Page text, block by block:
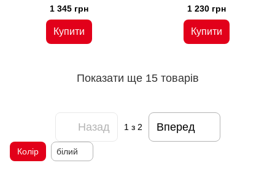
КОЛЬОРУ (DBRFMD-51-vl-wht)
1 345 грн
Купити
БІЛОГО КОЛЬОРУ (DBRFMD-
51-pt-wht)
1 230 грн
Купити
Показати ще 15 товарів
Назад 1 з 2 Вперед
Колір білий